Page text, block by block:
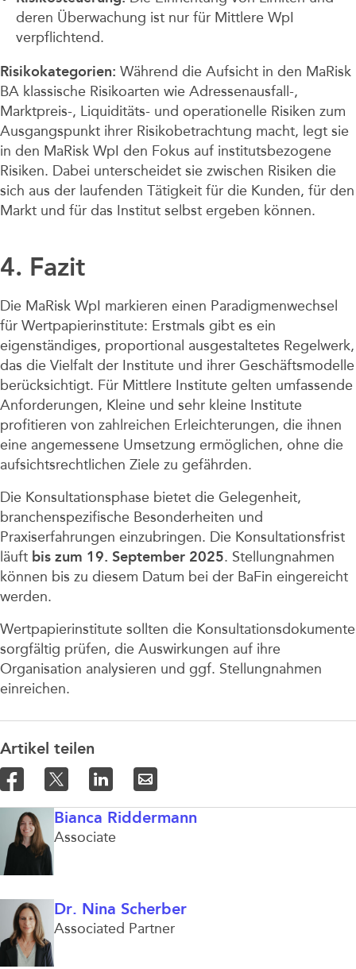
deren Überwachung ist nur für Mittlere WpI
verpflichtend.
Risikokategorien: Während die Aufsicht in den MaRisk
BA klassische Risikoarten wie Adressenausfall-,
Marktpreis-, Liquiditäts- und operationelle Risiken zum
Ausgangspunkt ihrer Risikobetrachtung macht, legt sie
in den MaRisk WpI den Fokus auf institutsbezogene
Risiken. Dabei unterscheidet sie zwischen Risiken die
sich aus der laufenden Tätigkeit für die Kunden, für den
Markt und für das Institut selbst ergeben können.
4. Fazit
Die MaRisk WpI markieren einen Paradigmenwechsel
für Wertpapierinstitute: Erstmals gibt es ein
eigenständiges, proportional ausgestaltetes Regelwerk,
das die Vielfalt der Institute und ihrer Geschäftsmodelle
berücksichtigt. Für Mittlere Institute gelten umfassende
Anforderungen, Kleine und sehr kleine Institute
profitieren von zahlreichen Erleichterungen, die ihnen
eine angemessene Umsetzung ermöglichen, ohne die
aufsichtsrechtlichen Ziele zu gefährden.
Die Konsultationsphase bietet die Gelegenheit,
branchenspezifische Besonderheiten und
Praxiserfahrungen einzubringen. Die Konsultationsfrist
läuft bis zum 19. September 2025. Stellungnahmen
können bis zu diesem Datum bei der BaFin eingereicht
werden.
Wertpapierinstitute sollten die Konsultationsdokumente
sorgfältig prüfen, die Auswirkungen auf ihre
Organisation analysieren und ggf. Stellungnahmen
einreichen.
Artikel teilen
Bianca Riddermann
Associate
Dr. Nina Scherber
Associated Partner